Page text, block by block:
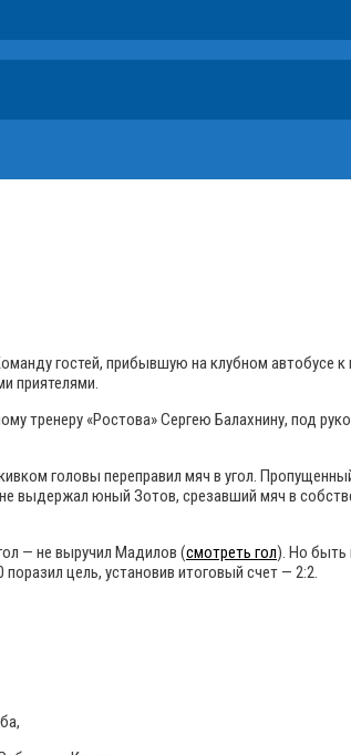
гостей, прибывшую на клубном автобусе к
приятелями.
тренеру «Ростова» Сергею Балахнину, под
головы переправил мяч в угол.
выдержал юный Зотов, срезавший мяч в
— не выручил Мадилов (смотреть гол). Но быть
цель, установив итоговый счет — 2:2.